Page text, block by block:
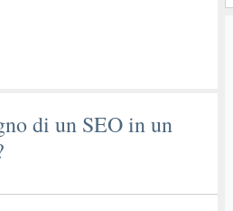
di un SEO in un